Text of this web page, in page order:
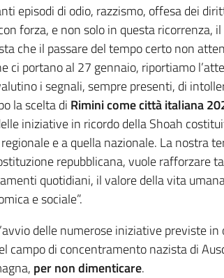
episodi di odio, razzismo, offesa dei
forza, e non solo in questa ricorrenza,
che il passare del tempo certo non
ci portano al 27 gennaio, riportiamo
i segnali, sempre presenti, di
la scelta di Rimini come città italiana
iniziative in ricordo della Shoah
e a quella nazionale. La nostra
repubblicana, vuole rafforzare
quotidiani, il valore della vita
e sociale”.
delle numerose iniziative previste in
campo di concentramento nazista di
per non dimenticare.